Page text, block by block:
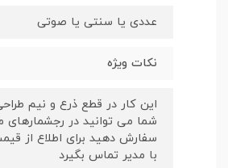
عددی یا سنتی یا صوتی
نکات ویژه
این کار در قطع ذرع و نیم
شما می توانید در رجشمارهای
سفارش دهید برای اطلاع از
با مدیر تماس بگیرد